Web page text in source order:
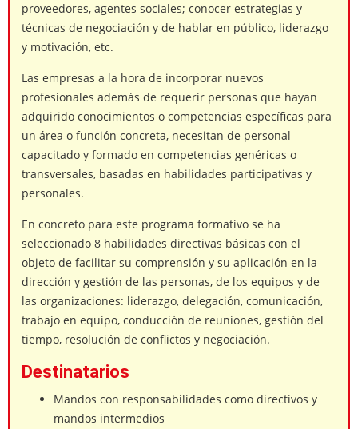
proveedores, agentes sociales; conocer estrategias y
técnicas de negociación y de hablar en público, liderazgo
y motivación, etc.
Las empresas a la hora de incorporar nuevos
profesionales además de requerir personas que hayan
adquirido conocimientos o competencias específicas para
un área o función concreta, necesitan de personal
capacitado y formado en competencias genéricas o
transversales, basadas en habilidades participativas y
personales.
En concreto para este programa formativo se ha
seleccionado 8 habilidades directivas básicas con el
objeto de facilitar su comprensión y su aplicación en la
dirección y gestión de las personas, de los equipos y de
las organizaciones: liderazgo, delegación, comunicación,
trabajo en equipo, conducción de reuniones, gestión del
tiempo, resolución de conflictos y negociación.
Destinatarios
Mandos con responsabilidades como directivos y
mandos intermedios